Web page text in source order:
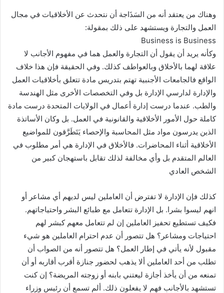
وهناك من يعتقد أنه من السَذَاجة أن نتحدث عن الأخلاقيات في مجال
العمل والتجارة ويستشهد على ذلك بمقولة:
Business is Business
وكأنه يريد أن يقول أن التجارة والعمل هما في مفهوم الأجانب لا
علاقة لهما بالأخلاق وبالعواطف كذلك. وفي الحقيقة فإن هذا خلاف
الواقع فالجامعات الأجنبية تهتم بتدريس مادة تتعلق بأخلاقيات العمل
والإدارة لدارسي الإدارة بل وفي التخصصات الأخرى مثل الهندسة
والطب. عندما درست إدارة أعمال في الولايات المتحدة درست مادة
كاملة حول الأمور الأخلاقية والقانونية في العمل. بل وكان الأساتذة
الذين يدرسون مواد مثل المحاسبة والإحصاء يَتَطَرَّقون للمواضيع
الأخلاقية أثناء المحاضرات. فالأخلاق في الإدارة هي أمر مطلوب في
العالم المتقدم بل وأي مخالفة لذلك تقابل باستهجان كبير من
الشخص العادي
كذلك فإن الإدارة لا تفترض أن العاملين ليس لديهم أي مشاعر أو
انهم ليسوا بشرا. بل الإدارة تتعامل مع طبائع البشر واحتياجاتهم.
فكيف تستطيع تحفيز العاملين إن لم تتعامل معهم كبشر لهم
احتياجات ومشاعر؟ هل تتصور أن عدم احترام العاملين هو شيء
مقبول لأنه يأتي في إطار العمل؟ هل تتصور أنه من الصواب أن
تطلب من أحد العاملين ألا يذهب لحضور جنازة أقرب أقاربه أو أن
تمنعه من أن يأخذ أجازة ليعتني بابنه أو زوجته المريضة؟ إن كنت
تستشهد بالأجانب فهم لا يفعلون ذلك. ألم تسمع أن رئيس وزراء